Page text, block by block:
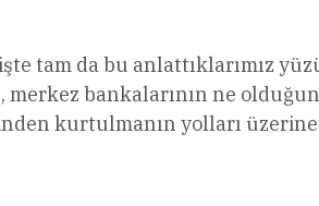
tam da bu anlattıklarımız
merkez bankalarının ne
kurtulmanın yolları